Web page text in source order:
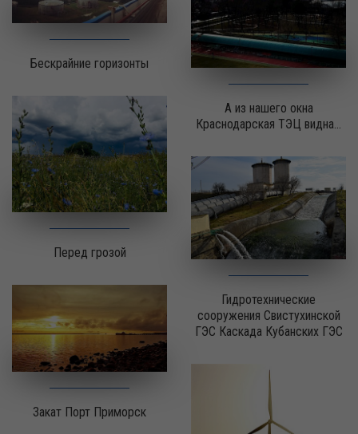
А из нашего окна
Краснодарская ТЭЦ видна...
Бескрайние горизонты
Гидротехнические
сооружения Свистухинской
ГЭС Каскада Кубанских ГЭС
Перед грозой
Закат Порт Приморск